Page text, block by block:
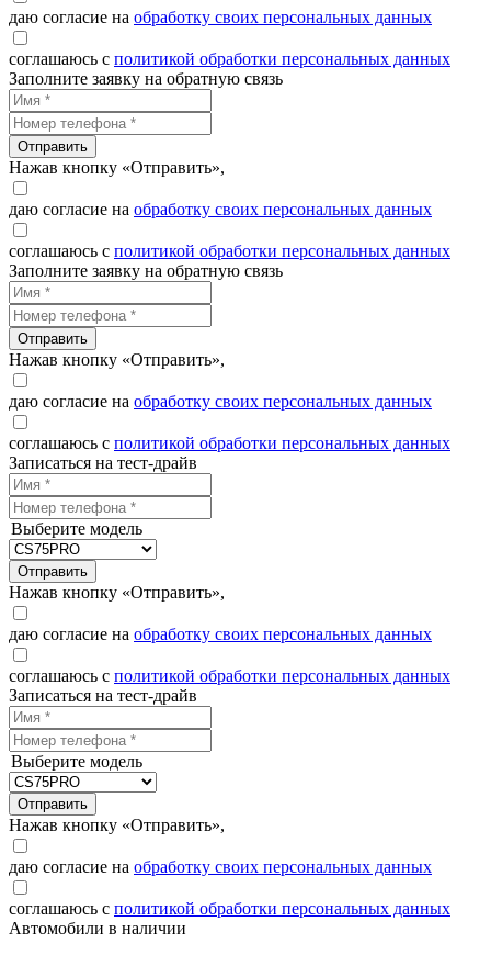
даю согласие на обработку своих персональных данных
соглашаюсь с политикой обработки персональных данных
Заполните заявку на обратную связь
Отправить
Нажав кнопку «Отправить»,
даю согласие на обработку своих персональных данных
соглашаюсь с политикой обработки персональных данных
Заполните заявку на обратную связь
Отправить
Нажав кнопку «Отправить»,
даю согласие на обработку своих персональных данных
соглашаюсь с политикой обработки персональных данных
Записаться на тест-драйв
Выберите модель
Отправить
Нажав кнопку «Отправить»,
даю согласие на обработку своих персональных данных
соглашаюсь с политикой обработки персональных данных
Записаться на тест-драйв
Выберите модель
Отправить
Нажав кнопку «Отправить»,
даю согласие на обработку своих персональных данных
соглашаюсь с политикой обработки персональных данных
Автомобили в наличии